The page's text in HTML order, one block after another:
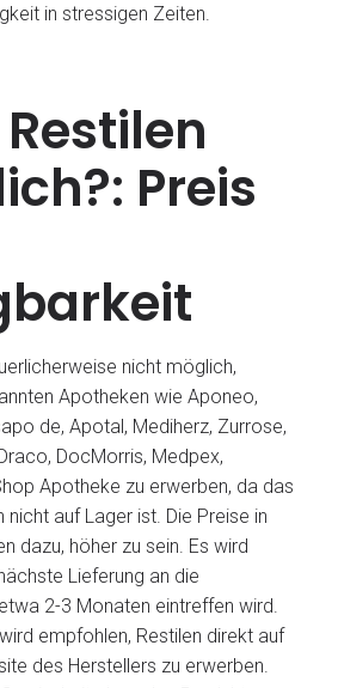
in stressigen Zeiten.
Preis
nicht möglich,
Apotheken wie Aponeo,
de, Apotal, Mediherz, Zurrose,
DocMorris, Medpex,
Apotheke zu erwerben, da das
auf Lager ist. Die Preise in
dazu, höher zu sein. Es wird
Lieferung an die
2-3 Monaten eintreffen wird.
empfohlen, Restilen direkt auf
des Herstellers zu erwerben.